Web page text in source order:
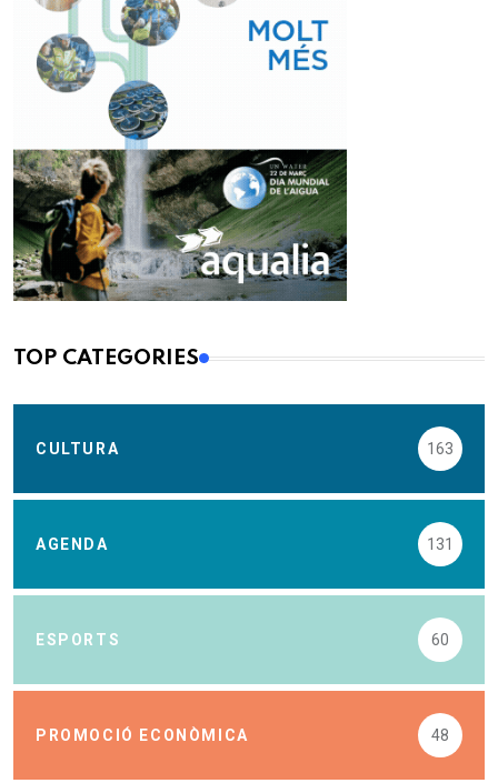
TOP CATEGORIES
CULTURA 163
AGENDA 131
ESPORTS 60
PROMOCIÓ ECONÒMICA 48